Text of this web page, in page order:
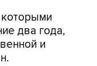
которыми
два года,
и